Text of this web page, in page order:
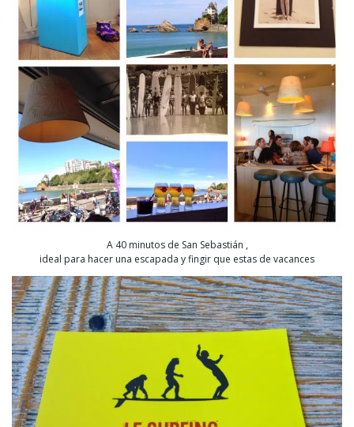
A 40 minutos de San Sebastián ,
ideal para hacer una escapada y fingir que estas de vacances